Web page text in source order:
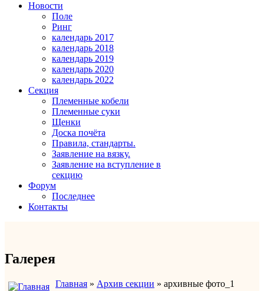
Новости
Поле
Ринг
календарь 2017
календарь 2018
календарь 2019
календарь 2020
календарь 2022
Секция
Племенные кобели
Племенные суки
Щенки
Доска почёта
Правила, стандарты.
Заявление на вязку.
Заявление на вступление в
секцию
Форум
Последнее
Контакты
Галерея
Главная » Архив секции » архивные фото_1